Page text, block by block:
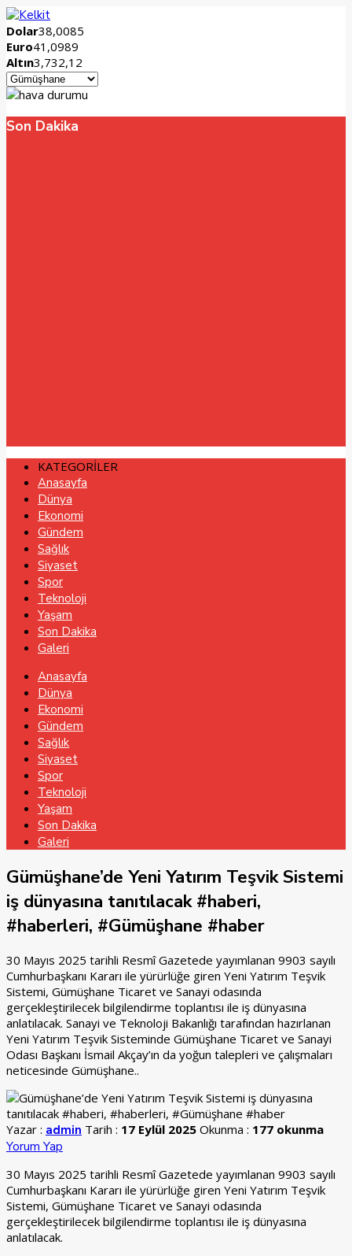
Dolar38,0085
Euro41,0989
Altın3,732,12
Son Dakika
KATEGORİLER
Anasayfa
Dünya
Ekonomi
Gündem
Sağlık
Siyaset
Spor
Teknoloji
Yaşam
Son Dakika
Galeri
Anasayfa
Dünya
Ekonomi
Gündem
Sağlık
Siyaset
Spor
Teknoloji
Yaşam
Son Dakika
Galeri
Gümüşhane’de Yeni Yatırım Teşvik Sistemi
iş dünyasına tanıtılacak #haberi,
#haberleri, #Gümüşhane #haber
30 Mayıs 2025 tarihli Resmî Gazetede yayımlanan 9903 sayılı
Cumhurbaşkanı Kararı ile yürürlüğe giren Yeni Yatırım Teşvik
Sistemi, Gümüşhane Ticaret ve Sanayi odasında
gerçekleştirilecek bilgilendirme toplantısı ile iş dünyasına
anlatılacak. Sanayi ve Teknoloji Bakanlığı tarafından hazırlanan
Yeni Yatırım Teşvik Sisteminde Gümüşhane Ticaret ve Sanayi
Odası Başkanı İsmail Akçay’ın da yoğun talepleri ve çalışmaları
neticesinde Gümüşhane..
Yazar : admin Tarih : 17 Eylül 2025 Okunma : 177 okunma
Yorum Yap
30 Mayıs 2025 tarihli Resmî Gazetede yayımlanan 9903 sayılı
Cumhurbaşkanı Kararı ile yürürlüğe giren Yeni Yatırım Teşvik
Sistemi, Gümüşhane Ticaret ve Sanayi odasında
gerçekleştirilecek bilgilendirme toplantısı ile iş dünyasına
anlatılacak.